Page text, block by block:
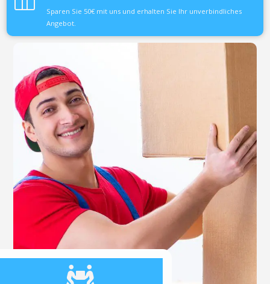
Sparen Sie 50€ mit uns und erhalten Sie Ihr unverbindliches
Angebot.